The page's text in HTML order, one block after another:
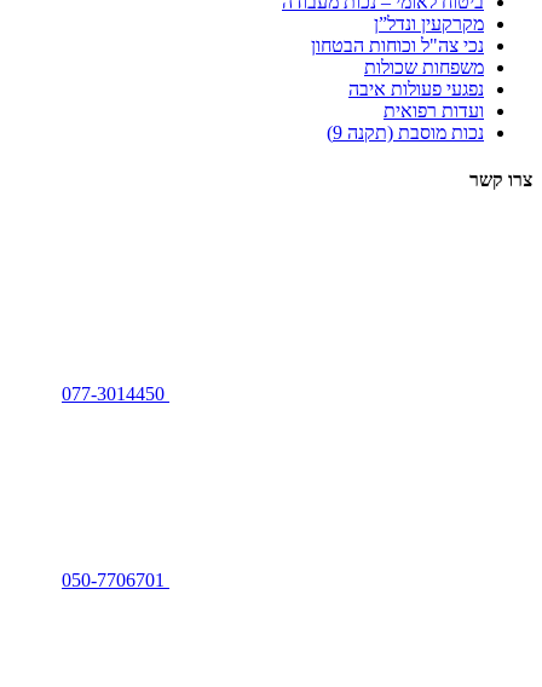
מקרקעין ונדל”ן
נכי צה"ל וכוחות הבטחון
משפחות שכולות
נפגעי פעולות איבה
ועדות רפואית
נכות מוסבת (תקנה 9)
צרו קשר